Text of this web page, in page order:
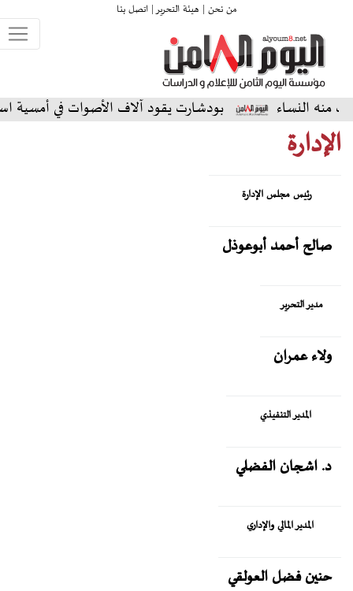
من نحن | هيئة التحرير |اتصل بنا
بودشارت يقود آلاف الأصوات في أمسية استثنائية
الإدارة
رئيس مجلس الإدارة
صالح أحمد أبوعوذل
مدير التحرير
ولاء عمران
المدير التنفيذي
د. اشجان الفضلي
المدير المالي والإداري
حنين فضل العولقي